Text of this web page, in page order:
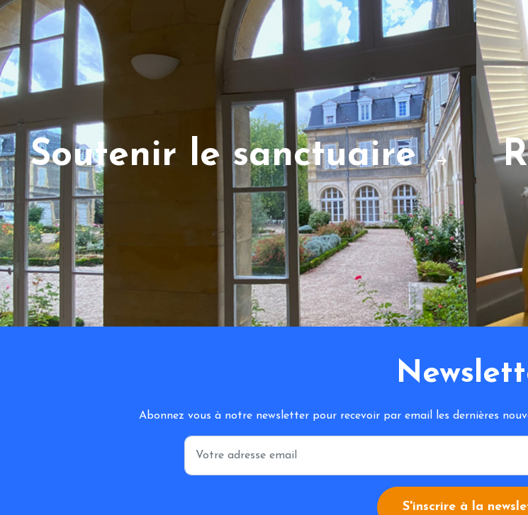
Soutenir le sanctuaire
Abonnez vous à notre newsletter pour recevoir par email les dernières
S'inscrire à la